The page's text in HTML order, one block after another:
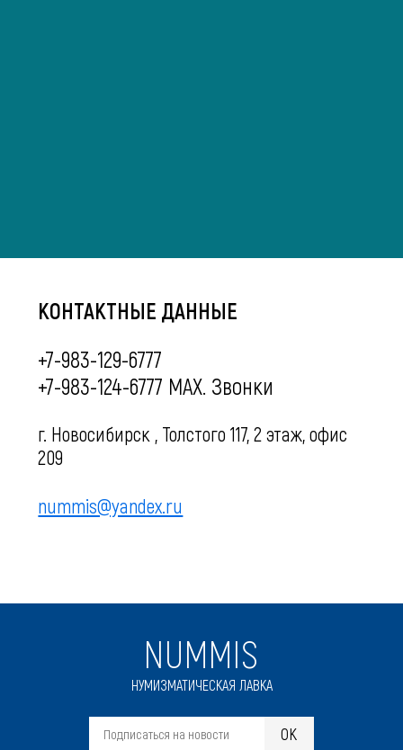
КОНТАКТНЫЕ ДАННЫЕ
+7-983-129-6777
+7-983-124-6777 MAX. Звонки
г. Новосибирск , Толстого 117, 2 этаж, офис
209
nummis@yandex.ru
NUMMIS
НУМИЗМАТИЧЕСКАЯ ЛАВКА
OK